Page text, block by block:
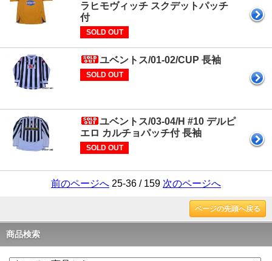
ラヒモヴィッチ スクデットパッチ
付
SOLD OUT
ユベントス/01-02/CUP 長袖
SOLD OUT
ユベントス/03-04/H #10 デルピ
エロ カルチョパッチ付 長袖
SOLD OUT
前のページへ 25-36 / 159 次のページへ
ページの先頭へ戻る
商品検索